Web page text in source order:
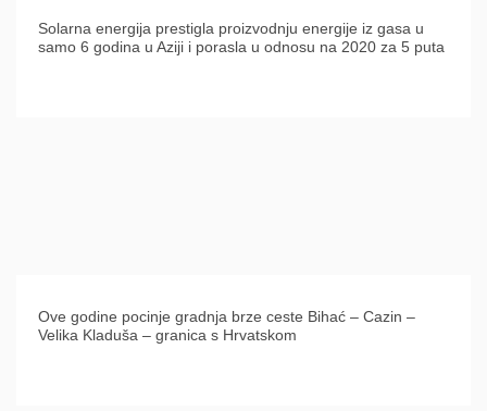
Solarna energija prestigla proizvodnju energije iz gasa u
samo 6 godina u Aziji i porasla u odnosu na 2020 za 5 puta
Ove godine pocinje gradnja brze ceste Bihać – Cazin –
Velika Kladuša – granica s Hrvatskom